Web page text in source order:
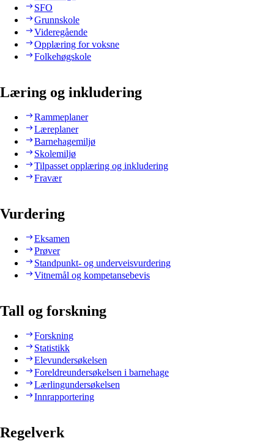
SFO
Grunnskole
Videregående
Opplæring for voksne
Folkehøgskole
Læring og inkludering
Rammeplaner
Læreplaner
Barnehagemiljø
Skolemiljø
Tilpasset opplæring og inkludering
Fravær
Vurdering
Eksamen
Prøver
Standpunkt- og underveisvurdering
Vitnemål og kompetansebevis
Tall og forskning
Forskning
Statistikk
Elevundersøkelsen
Foreldreundersøkelsen i barnehage
Lærlingundersøkelsen
Innrapportering
Regelverk